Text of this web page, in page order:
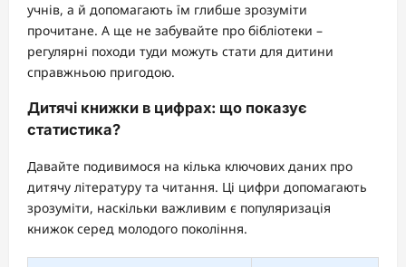
учнів, а й допомагають їм глибше зрозуміти
прочитане. А ще не забувайте про бібліотеки –
регулярні походи туди можуть стати для дитини
справжньою пригодою.
Дитячі книжки в цифрах: що показує
статистика?
Давайте подивимося на кілька ключових даних про
дитячу літературу та читання. Ці цифри допомагають
зрозуміти, наскільки важливим є популяризація
книжок серед молодого покоління.